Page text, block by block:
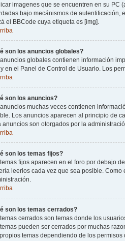
imagenes que se encuentren en su PC
bajo mecánismos de autentificación,
el BBCode cuya etiqueta es [img].
son los anuncios globales?
globales contienen información
en el Panel de Control de Usuario. Los
son los anuncios?
muchas veces contienen
Los anuncios aparecen al principio de
anuncios son otorgados por la
son los temas fijos?
fijos aparecen en el foro por debajo
leerlos cada vez que sea posible.
son los temas cerrados?
cerrados son temas donde los
pueden ser cerrados por muchas
temas dependiendo de los